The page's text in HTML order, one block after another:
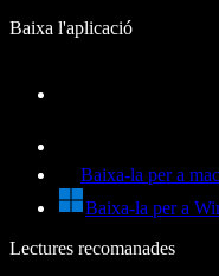
Baixa l'aplicació
Baixa-la per a
Baixa-la per a
Lectures recomanades